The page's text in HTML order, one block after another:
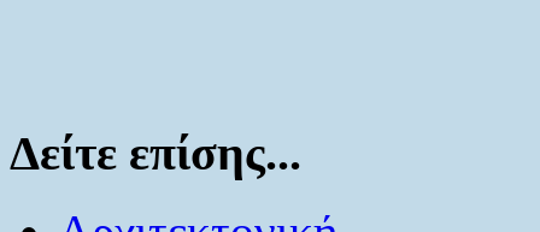
Δείτε επίσης...